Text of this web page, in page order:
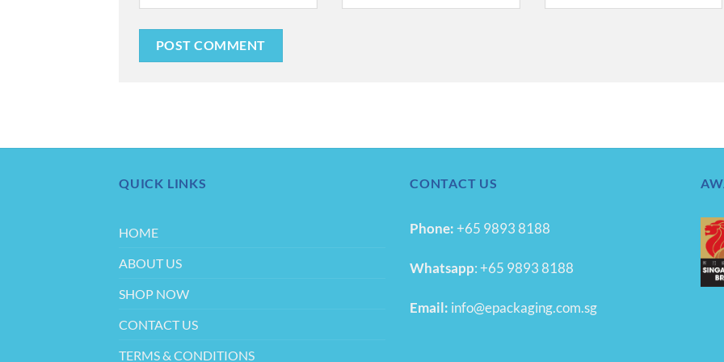
QUICK LINKS
HOME
ABOUT US
SHOP NOW
CONTACT US
TERMS & CONDITIONS
CONTACT US
Phone:+65 9893 8188
Whatsapp:+65 9893 8188
Email: info@epackaging.com.sg